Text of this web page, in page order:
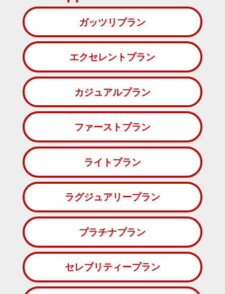
ガッツリプラン
エクセレントプラン
カジュアルプラン
ファーストプラン
ライトプラン
ラグジュアリープラン
プラチナプラン
セレブリティープラン